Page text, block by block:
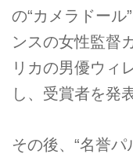
の“カメラドール
ンスの女性監督
リカの男優ウィ
し、受賞者を発
その後、“名誉